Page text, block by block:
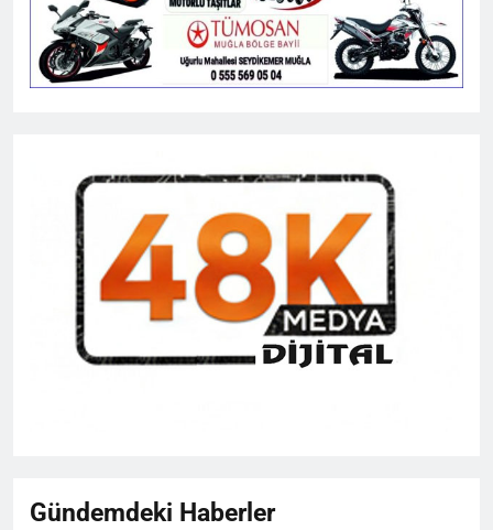
Gündemdeki Haberler